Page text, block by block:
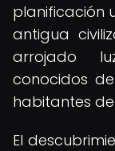
planificación
antigua
arrojado
conocidos
habitantes
El